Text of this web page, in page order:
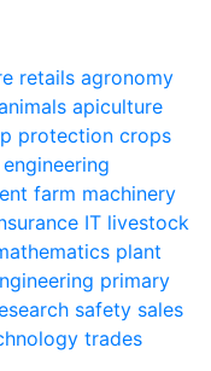
retails agronomy
apiculture
protection crops
engineering
farm machinery
IT livestock
plant
primary
safety sales
trades